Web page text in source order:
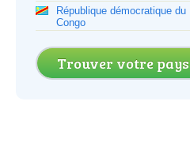
République démocratique du
Congo
Trouver votre pays